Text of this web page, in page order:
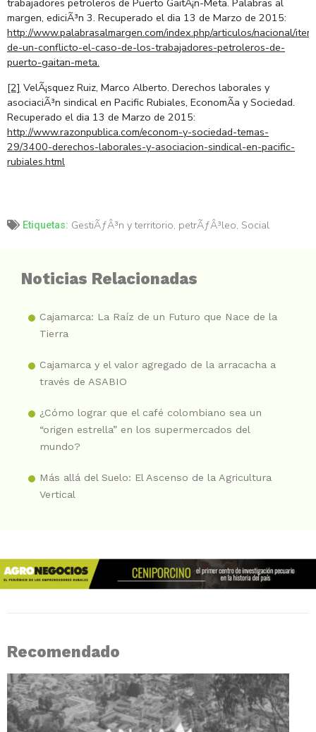
trabajadores petroleros de Puerto GaitÃ¡n-Meta. Palabras al
margen, ediciÃ³n 3. Recuperado el dia 13 de Marzo de 2015:
http://www.palabrasalmargen.com/index.php/articulos/nacional/
de-un-conflicto-el-caso-de-los-trabajadores-petroleros-de-
puerto-gaitan-meta.
[2] VelÃ¡squez Ruiz, Marco Alberto. Derechos laborales y
asociaciÃ³n sindical en Pacific Rubiales, EconomÃ­a y Sociedad.
Recuperado el dia 13 de Marzo de 2015:
http://www.razonpublica.com/econom-y-sociedad-temas-
29/3400-derechos-laborales-y-asociacion-sindical-en-pacific-
rubiales.html
Etiquetas: GestiÃƒÂ³n y territorio, petrÃƒÂ³leo, Social
Noticias Relacionadas
Cajamarca: La Raíz de un Futuro que Nace de la
Tierra
Cajamarca y el valor agregado de la arracacha a
través de ASABIO
¿Cómo lograr que el café colombiano sea un
“origen estrella” en los supermercados del
mundo?
Más allá del Suelo: El Ascenso de la Agricultura
Vertical
Recomendado